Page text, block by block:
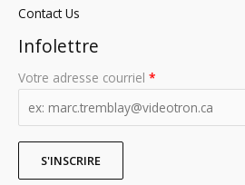
Contact Us
Infolettre
Votre adresse courriel *